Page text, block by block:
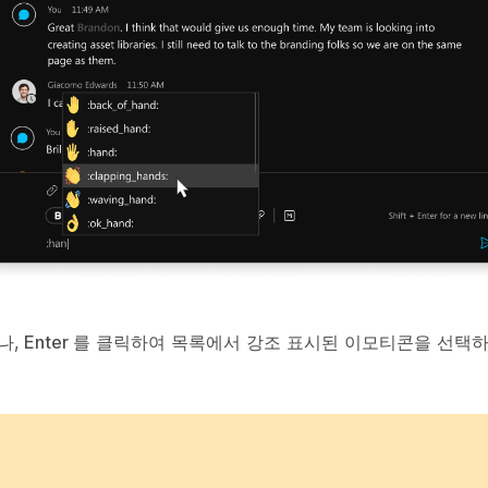
, Enter 를 클릭하여 목록에서 강조 표시된 이모티콘을 선택